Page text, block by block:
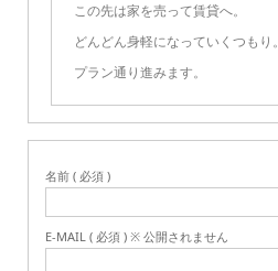
この先は家を売って賃貸へ。
どんどん身軽になっていくつもり。
プラン通り進みます。
名前 ( 必須 )
E-MAIL ( 必須 ) ※ 公開されません